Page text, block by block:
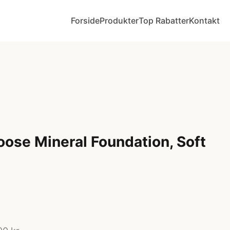
ForsideProdukterTop RabatterKontakt
Mineral Foundation, Soft